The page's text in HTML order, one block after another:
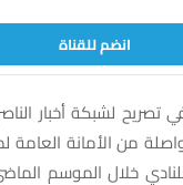
انضم للقناة
لشبكة أخبار
من الأمانة العامة
خلال الموسم